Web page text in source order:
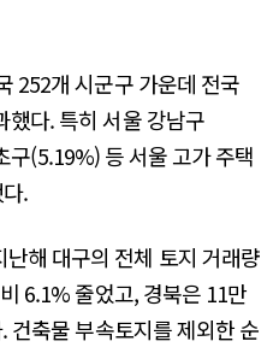
252개 시군구 가운데 전국
했다. 특히 서울 강남구
(5.19%) 등 서울 고가 주택
.
해 대구의 전체 토지 거래량
6.1% 줄었고, 경북은 11만
건축물 부속토지를 제외한 순